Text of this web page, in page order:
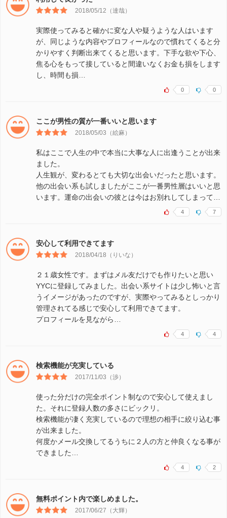
2018/05/12（達哉）
実際使ってみると確かに変な人や疑うような人はいます
が、同じような内容やプロフィールなので慣れてくると分
かりやすく判断出来てくると思います。下手な欲や下心、
焦る心をもって接していると間違いなくお金も損をします
し、時間も損…
0 0
ここが男性の質が一番いいと思います
2018/05/03（絵麻）
私はここで人生の中で本当に大事な人に出逢うことが出来
ました。
人生観が、変わるとても大切な出会いだったと思います。
他の出会い系も試しましたがここが一番男性層はいいと思
います。運命の出会いの彼とは今はお別れしてしまって…
4 7
安心して利用できてます
2018/04/18（りいな）
２１歳女性です。まずはメル友だけでも作りたいと思い
YYCに登録してみました。出会い系サイトは少し怖いと言
うイメージがあったのですが、実際やってみるとしっかり
管理されてる感じで安心して利用できてます。
プロフィールを見ながら…
4 4
検索機能が充実している
2017/11/03（渉）
使った分だけの完全ポイント制なので安心して使えまし
た。それに登録人数の多さにビックリ。
検索機能が凄く充実しているので理想の相手に絞り込む事
が出来ました。
何度かメール交換してるうちに２人の方と仲良くなる事が
できました…
4 2
無料ポイント内で楽しめました。
2017/06/27（大輝）